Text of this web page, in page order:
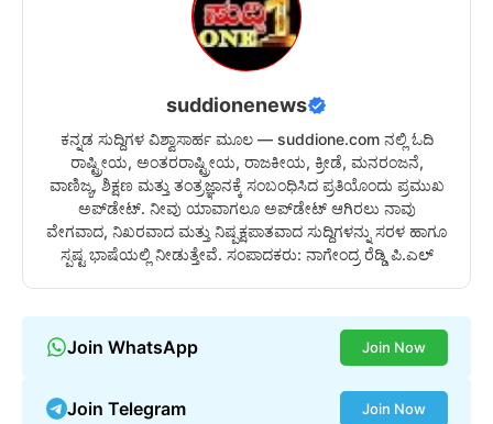
suddionenews
ಕನ್ನಡ ಸುದ್ದಿಗಳ ವಿಶ್ವಾಸಾರ್ಹ ಮೂಲ — suddione.com ನಲ್ಲಿ ಓದಿ
ರಾಷ್ಟ್ರೀಯ, ಅಂತರರಾಷ್ಟ್ರೀಯ, ರಾಜಕೀಯ, ಕ್ರೀಡೆ, ಮನರಂಜನೆ,
ವಾಣಿಜ್ಯ, ಶಿಕ್ಷಣ ಮತ್ತು ತಂತ್ರಜ್ಞಾನಕ್ಕೆ ಸಂಬಂಧಿಸಿದ ಪ್ರತಿಯೊಂದು ಪ್ರಮುಖ
ಅಪ್‌ಡೇಟ್. ನೀವು ಯಾವಾಗಲೂ ಅಪ್‌ಡೇಟ್ ಆಗಿರಲು ನಾವು
ವೇಗವಾದ, ನಿಖರವಾದ ಮತ್ತು ನಿಷ್ಪಕ್ಷಪಾತವಾದ ಸುದ್ದಿಗಳನ್ನು ಸರಳ ಹಾಗೂ
ಸ್ಪಷ್ಟ ಭಾಷೆಯಲ್ಲಿ ನೀಡುತ್ತೇವೆ. ಸಂಪಾದಕರು: ನಾಗೇಂದ್ರ ರೆಡ್ಡಿ ಪಿ.ಎಲ್
Join WhatsApp Join Now
Join Telegram Join Now